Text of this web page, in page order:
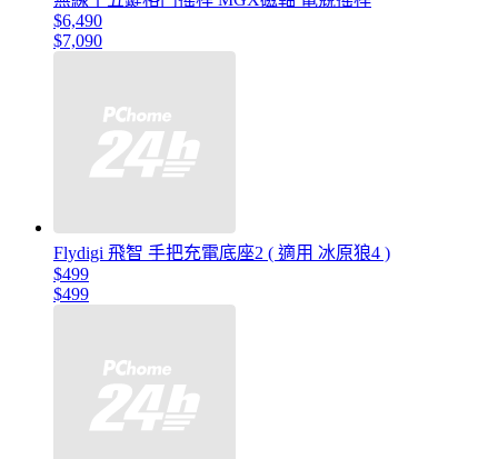
$6,490
$7,090
Flydigi 飛智 手把充電底座2 ( 適用 冰原狼4 )
$499
$499